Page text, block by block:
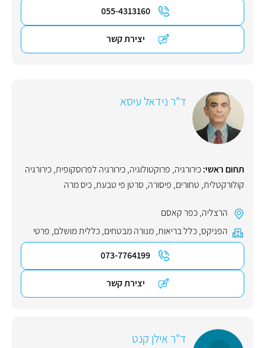
055-4313160
יצירת קשר
ד"ר נידאל עיסא
תחום ראשי:כירורגיה, פרוקטולוגיה,כירורגיה לפרוסקופית,כירורגיה
קולורקטלית, טחורים, פיסורה, סרטן פי טבעת,כיס מרה
הרצליה,כפר קאסם
הפניקס,כלל בריאות,מנורה מבטחים,כללית מושלם, פרטי
073-7764199
יצירת קשר
ד"ר אילן קנט